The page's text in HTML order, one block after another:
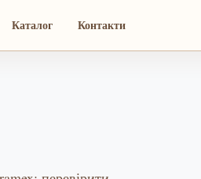
Каталог Контакти